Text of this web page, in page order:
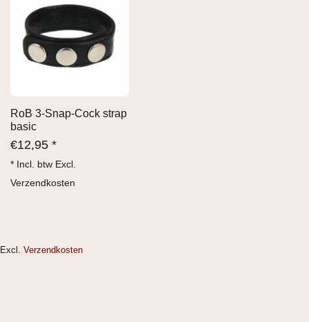
RoB 3-Snap-Cock strap
basic
€12,95 *
* Incl. btw Excl.
Verzendkosten
Excl. Verzendkosten